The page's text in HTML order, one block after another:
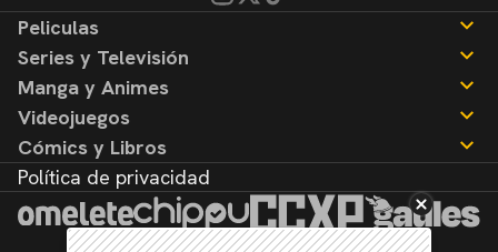
Peliculas
Noticias
Reseñas
Series y Televisión
Noticias
Reseñas
Manga y Animes
Noticias
Reseñas
Videojuegos
Noticias
Reseñas
Cómics y Libros
Noticias
Reseñas
Política de privacidad